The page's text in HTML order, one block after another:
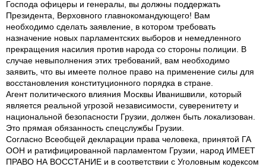
Господа офицеры и генералы, вы должны поддержать
Президента, Верховного главнокомандующего! Вам
необходимо сделать заявление, в котором требовать
назначение новых парламентских выборов и немедленного
прекращения насилия против народа со стороны полиции. В
случае невыполнения этих требований, вам необходимо
заявить, что вы имеете полное право на применение силы для
восстановления конституционного порядка в стране.
Агент политического влияния Москвы Иванишвили, который
является реальной угрозой независимости, суверенитету и
национальной безопасности Грузии, должен быть локализован.
Это прямая обязанность спецслужбы Грузии.
Согласно Всеобщей декларации права человека, принятой ГА
ООН и ратифицированной парламентом Грузии, народ ИМЕЕТ
ПРАВО НА ВОССТАНИЕ и в соответствии с Уголовным кодексом